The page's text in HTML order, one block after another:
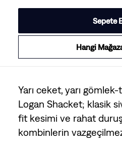
Sepete
Hangi
Yarı ceket, yarı
Logan Shacket; klasik
fit kesimi ve rahat
kombinlerin